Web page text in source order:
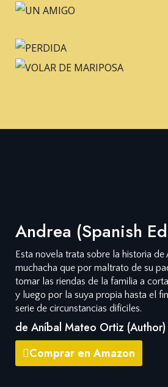
Andrea (Spanish
Esta novela trata sobre la historia de
muchacha que por maltrato de su
tomar las riendas de la familia a
y luego por la suya propia hasta el
serie de circunstancias difíciles.
de Aníbal Mateo Ortiz (Author)
Comprar en Amazon